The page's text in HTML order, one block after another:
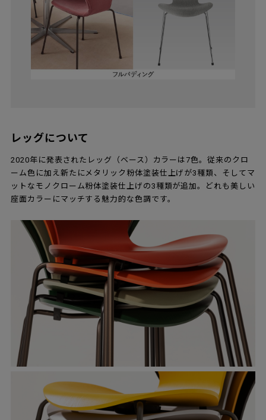
レッグについて
2020年に発表されたレッグ（ベース）カラーは7色。従来のクロ
ーム色に加え新たにメタリック粉体塗装仕上げが3種類、そしてマ
ットなモノクローム粉体塗装仕上げの3種類が追加。どれも美しい
座面カラーにマッチする魅力的な色調です。